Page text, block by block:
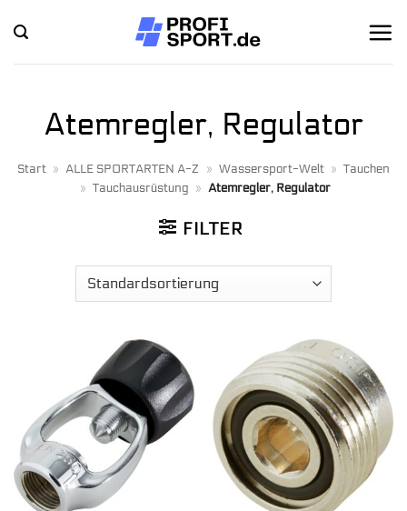
Inhalt
springen
Atemregler, Regulator
Start » ALLE SPORTARTEN A-Z » Wassersport-Welt » Tauchen
» Tauchausrüstung » Atemregler, Regulator
FILTER